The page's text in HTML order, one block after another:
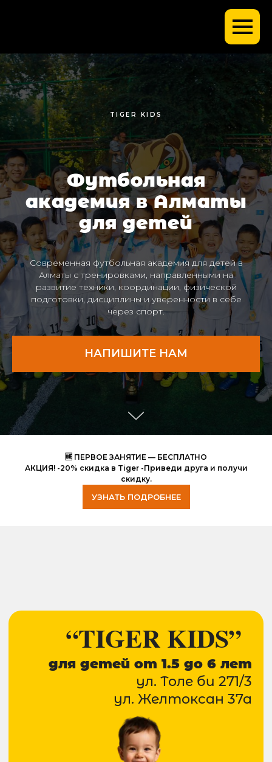
TIGER KIDS
Футбольная
академия в Алматы
для детей
Современная футбольная академия для детей в
Алматы с тренировками, направленными на
развитие техники, координации, физической
подготовки, дисциплины и уверенности в себе
через спорт.
НАПИШИТЕ НАМ
🆓 ПЕРВОЕ ЗАНЯТИЕ — БЕСПЛАТНО
АКЦИЯ! -20% скидка в Tiger -Приведи друга и получи
скидку.
УЗНАТЬ ПОДРОБНЕЕ
для детей от 1.5 до 6 лет
ул. Толе би 271/3
ул. Желтоксан 37а
“TIGER-КАЙРАТ”
“TIGER KIDS”
для детей от 6 лет
Записаться